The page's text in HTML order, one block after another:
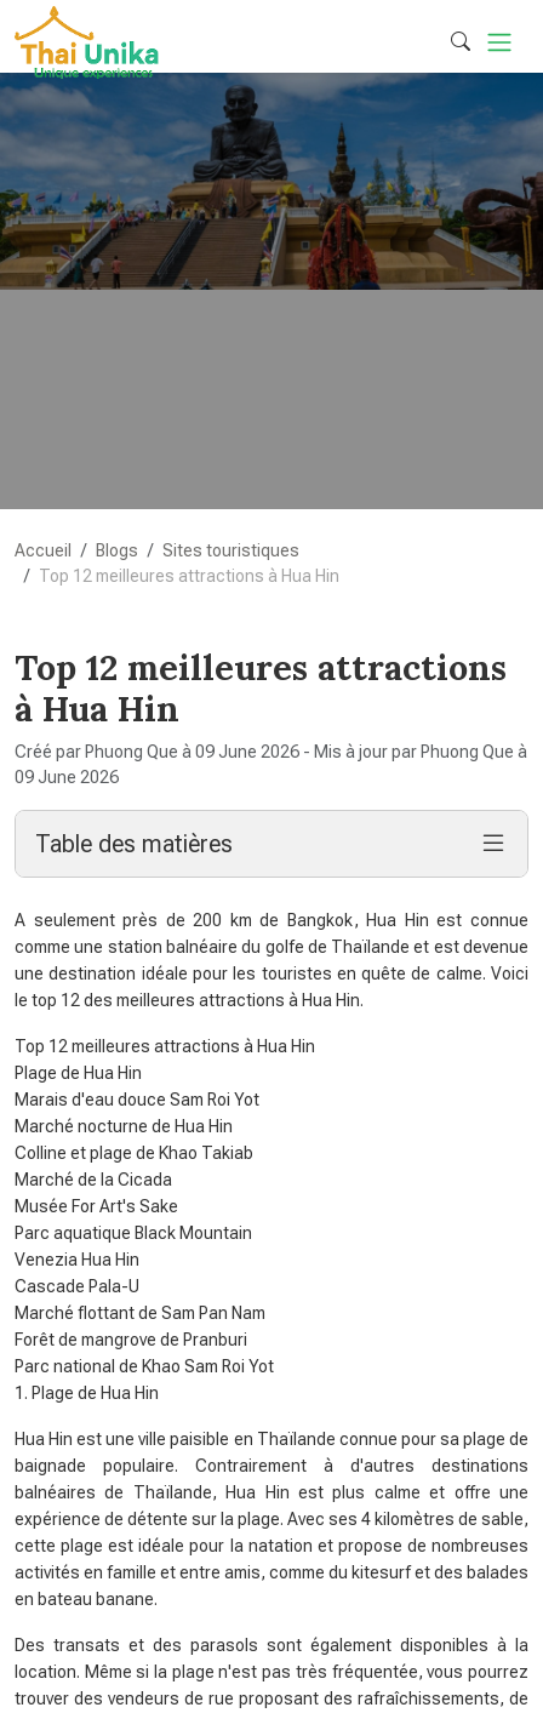
Accueil Blogs
Sites touristiques
Top 12 meilleures attractions à Hua Hin
Top 12 meilleures attractions
à Hua Hin
Créé par Phuong Que à 09 June 2026 - Mis à jour par Phuong Que à
09 June 2026
Table des matières
A seulement près de 200 km de Bangkok, Hua Hin est connue
comme une station balnéaire du golfe de Thaïlande et est devenue
une destination idéale pour les touristes en quête de calme. Voici
le top 12 des meilleures attractions à Hua Hin.
Top 12 meilleures attractions à Hua Hin
Plage de Hua Hin
Marais d'eau douce Sam Roi Yot
Marché nocturne de Hua Hin
Colline et plage de Khao Takiab
Marché de la Cicada
Musée For Art's Sake
Parc aquatique Black Mountain
Venezia Hua Hin
Cascade Pala-U
Marché flottant de Sam Pan Nam
Forêt de mangrove de Pranburi
Parc national de Khao Sam Roi Yot
1. Plage de Hua Hin
Hua Hin est une ville paisible en Thaïlande connue pour sa plage de
baignade populaire. Contrairement à d'autres destinations
balnéaires de Thaïlande, Hua Hin est plus calme et offre une
expérience de détente sur la plage. Avec ses 4 kilomètres de sable,
cette plage est idéale pour la natation et propose de nombreuses
activités en famille et entre amis, comme du kitesurf et des balades
en bateau banane.
Des transats et des parasols sont également disponibles à la
location. Même si la plage n'est pas très fréquentée, vous pourrez
trouver des vendeurs de rue proposant des rafraîchissements, de